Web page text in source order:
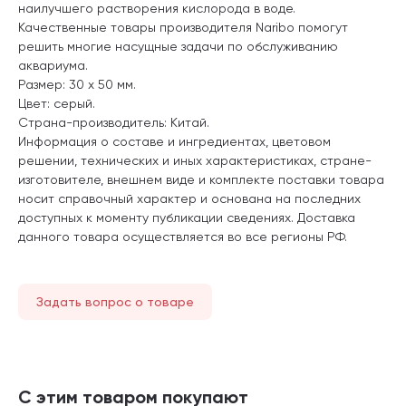
наилучшего растворения кислорода в воде.
Качественные товары производителя Naribo помогут
решить многие насущные задачи по обслуживанию
аквариума.
Размер: 30 х 50 мм.
Цвет: серый.
Страна-производитель: Китай.
Информация о составе и ингредиентах, цветовом
решении, технических и иных характеристиках, стране-
изготовителе, внешнем виде и комплекте поставки товара
носит справочный характер и основана на последних
доступных к моменту публикации сведениях. Доставка
данного товара осуществляется во все регионы РФ.
Задать вопрос о товаре
С этим товаром покупают